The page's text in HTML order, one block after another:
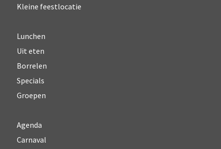
Kleine feestlocatie
Lunchen
Uit eten
Borrelen
Specials
Groepen
Agenda
Carnaval